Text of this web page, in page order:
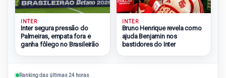
INTER
Inter segura pressão do
Palmeiras, empata fora e
ganha fôlego no Brasileirão
INTER
Bruno Henrique revela como
ajuda Benjamin nos
bastidores do Inter
Ranking das últimas 24 horas